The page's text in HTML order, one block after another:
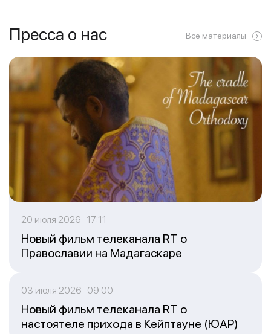
Пресса о нас Все материалы
20 июля 2026 17:11
Новый фильм телеканала RT о
Православии на Мадагаскаре
03 июля 2026 09:00
Новый фильм телеканала RT о
настоятеле прихода в Кейптауне (ЮАР)